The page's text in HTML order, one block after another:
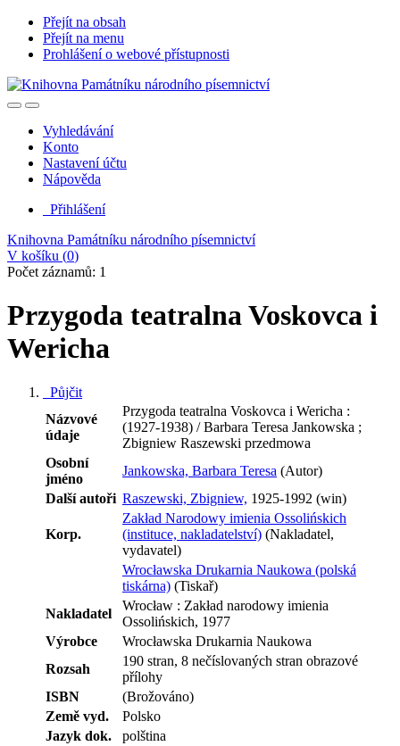
Přejít na obsah
Přejít na menu
Prohlášení o webové přístupnosti
Vyhledávání
Konto
Nastavení účtu
Nápověda
Přihlášení
Knihovna Památníku národního písemnictví
V košíku (0)
Počet záznamů: 1
Przygoda teatralna Voskovca i
Wericha
Půjčit
Názvové
údaje
Przygoda teatralna Voskovca i Wericha :
(1927-1938) / Barbara Teresa Jankowska ;
Zbigniew Raszewski przedmowa
Osobní
jméno
Jankowska, Barbara Teresa (Autor)
Další autoři Raszewski, Zbigniew, 1925-1992 (win)
Korp.
Zakład Narodowy imienia Ossolińskich
(instituce, nakladatelství) (Nakladatel,
vydavatel)
Wrocławska Drukarnia Naukowa (polská
tiskárna) (Tiskař)
Nakladatel
Wrocław : Zakład narodowy imienia
Ossolińskich, 1977
Výrobce
Wrocławska Drukarnia Naukowa
Rozsah
190 stran, 8 nečíslovaných stran obrazové
přílohy
ISBN
(Brožováno)
Země vyd.
Polsko
Jazyk dok.
polština